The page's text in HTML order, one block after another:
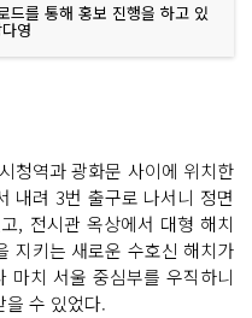
드를 통해 홍보 진행을 하고 있
영
청역과 광화문 사이에 위치한
내려 3번 출구로 나서니 정면
, 전시관 옥상에서 대형 해치
지키는 새로운 수호신 해치가
마치 서울 중심부를 우직하니
을 수 있었다.